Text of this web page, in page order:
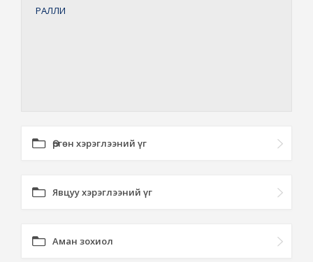
РАЛЛИ
Өргөн хэрэглээний үг
Явцуу хэрэглээний үг
Аман зохиол